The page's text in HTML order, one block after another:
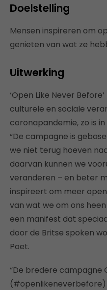
Doelstelling
Mensen inspireren om
genieten van wat ze
Uitwerking
‘Open Like Never
culturele en sociale
coronapandemie, zo is
“De campagne is
we niet terug hoeven
daarvan kunnen we
veranderen – en beter
inspireert om meer
van wat we om ons
een manifest dat
door de Britse spoken
Poet.
“De bredere campagne